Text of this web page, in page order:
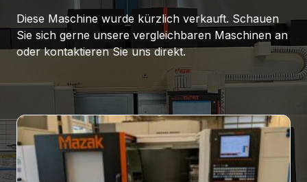
Diese Maschine wurde kürzlich verkauft. Schauen
Sie sich gerne unsere vergleichbaren Maschinen an
oder kontaktieren Sie uns direkt.